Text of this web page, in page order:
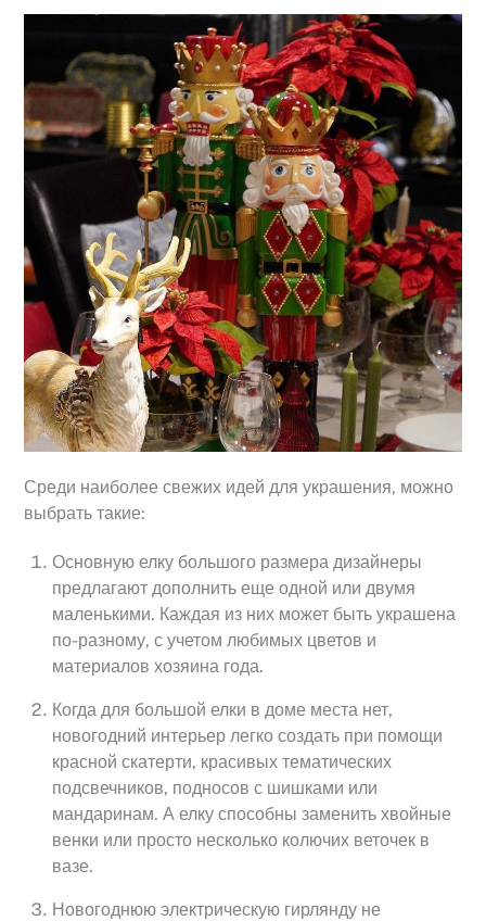
Среди наиболее свежих идей для украшения, можно
выбрать такие:
Основную елку большого размера дизайнеры
предлагают дополнить еще одной или двумя
маленькими. Каждая из них может быть украшена
по-разному, с учетом любимых цветов и
материалов хозяина года.
Когда для большой елки в доме места нет,
новогодний интерьер легко создать при помощи
красной скатерти, красивых тематических
подсвечников, подносов с шишками или
мандаринам. А елку способны заменить хвойные
венки или просто несколько колючих веточек в
вазе.
Новогоднюю электрическую гирлянду не